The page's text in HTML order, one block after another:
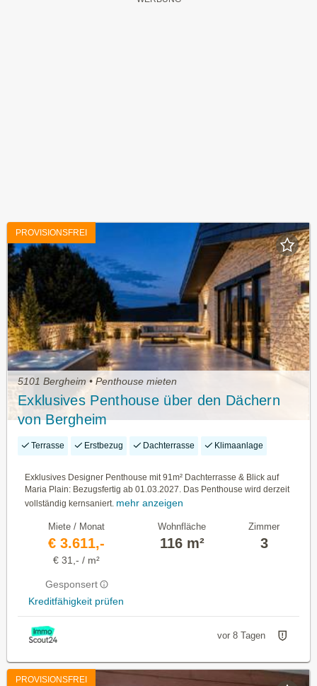
PROVISIONSFREI
5101 Bergheim • Penthouse mieten
Exklusives Penthouse über den Dächern
von Bergheim
Terrasse Erstbezug Dachterrasse Klimaanlage
Exklusives Designer Penthouse mit 91m² Dachterrasse & Blick auf
Maria Plain: Bezugsfertig ab 01.03.2027. Das Penthouse wird derzeit
vollständig kernsaniert. mehr anzeigen
Miete / Monat
€ 3.611,-
€ 31,- / m²
Gesponsert
Kreditfähigkeit prüfen
Wohnfläche
116 m²
Zimmer
3
vor 8 Tagen
PROVISIONSFREI